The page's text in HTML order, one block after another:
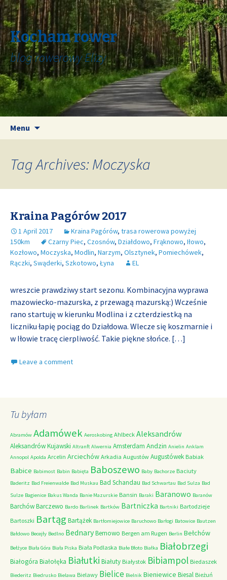
Kocham rower
blog rowerowy Elizy
Menu
Tag Archives: Moczyska
Kraina Pagórów 2017
1 April 2017 Kraina Pagórów, trasa rowerowa powyżej
150km
Czarny Piec, Czosnów, Działdowo, Frąknowo, Iłowo,
Kozłowo, Moczyska, Modlin, Narzym, Olsztynek, Pomiechówek,
Rączki, Swąderki, Szkotowo, Łyna EL
wreszcie prawdziwy start sezonu. Kombinacyjna wyprawa
mazowiecko-mazurska, z przewagą mazurską:) Wcześnie
rano startuję w kierunku Modlina i z czterdziestką na
liczniku łapię pociąg do Działdowa. Wlecze się koszmarnie i
w Iłowie tracę cierpliwość. Takie piękne słońce. […]
Leave a comment
Tu byłam
Abramów Adamówek Aeroskobing Ahlbeck Aleksandrów
Aleksandrów Kujawski Altranft Alwernia Amsterdam Andzin Anielin Anklam
Annopol Apolda Arcelin Arciechów Arkadia Augustów Augustówek Babiak
Babice Babimost Babin Babięta Baboszewo Baby Bachorze Baciuty
Baderitz Bad Freienwalde Bad Muskau Bad Schandau Bad Schwartau Bad Sulza Bad
Sulze Bagienice Bakus Wanda Banie Mazurskie Bansin Baraki Baranowo Baranów
BarchówBarczewo Bardo Barlinek Bartków Bartniczka Bartniki Bartodzieje
Bartoszki Bartąg Bartążek Bartłomiejowice Baruchowo Barłogi Batowice Bautzen
Bałdowo Becejły Bedlno BednaryBemowo Bergen am Rugen Berlin Bełchów
Bełżyce Biała Góra Biała Piska Biała Podlaska Białe Błoto Białka Białobrzegi
Białogóra Białołęka Białutki Białuty Białystok Bibiampol Biedaszek
Biederitz Biedrusko Bielawa Bielawy Bielice Bielnik Bieniewice Biesal Bieżuń